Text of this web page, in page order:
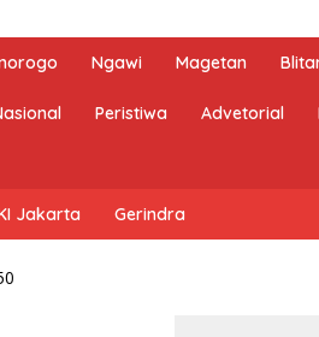
Ngawi Magetan
Peristiwa Advetorial
Jakarta Gerindra